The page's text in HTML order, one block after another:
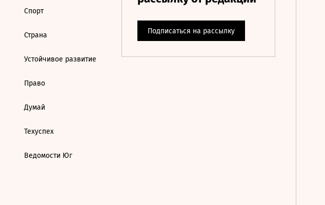
Спорт
Страна
Устойчивое развитие
Право
Думай
Техуспех
Ведомости Юг